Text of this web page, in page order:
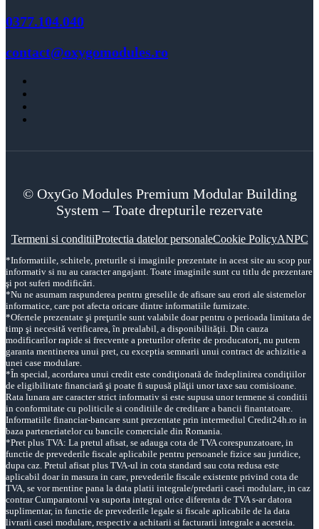
0377.104.040
contact@oxygomodules.ro
© OxyGo Modules Premium Modular Building
System – Toate drepturile rezervate
Termeni si conditiiProtectia datelor personaleCookie PolicyANPC
*Informatiile, schitele, preturile si imaginile prezentate in acest site au scop pur
informativ si nu au caracter angajant. Toate imaginile sunt cu titlu de prezentare
şi pot suferi modificări.
*Nu ne asumam raspunderea pentru greselile de afisare sau erori ale sistemelor
informatice, care pot afecta oricare dintre informatiile furnizate.
*Ofertele prezentate şi preţurile sunt valabile doar pentru o perioada limitata de
timp şi necesită verificarea, în prealabil, a disponibilităţii. Din cauza
modificarilor rapide si frecvente a preturilor oferite de producatori, nu putem
garanta mentinerea unui pret, cu exceptia semnarii unui contract de achizitie a
unei case modulare.
*În special, acordarea unui credit este condiţionată de îndeplinirea condiţiilor
de eligibilitate financiară şi poate fi supusă plăţii unor taxe sau comisioane.
Rata lunara are caracter strict informativ si este supusa unor termene si conditii
in conformitate cu politicile si conditiile de creditare a bancii finantatoare.
Informatiile financiar-bancare sunt prezentate prin intermediul Credit24h.ro in
baza parteneriatelor cu bancile comerciale din Romania.
*Pret plus TVA: La pretul afisat, se adauga cota de TVA corespunzatoare, in
functie de prevederile fiscale aplicabile pentru persoanele fizice sau juridice,
dupa caz. Pretul afisat plus TVA-ul in cota standard sau cota redusa este
aplicabil doar in masura in care, prevederile fiscale existente privind cota de
TVA, se vor mentine pana la data platii integrale/predarii casei modulare, in caz
contrar Cumparatorul va suporta integral orice diferenta de TVA s-ar datora
suplimentar, in functie de prevederile legale si fiscale aplicabile de la data
livrarii casei modulare, respectiv a achitarii si facturarii integrale a acesteia.